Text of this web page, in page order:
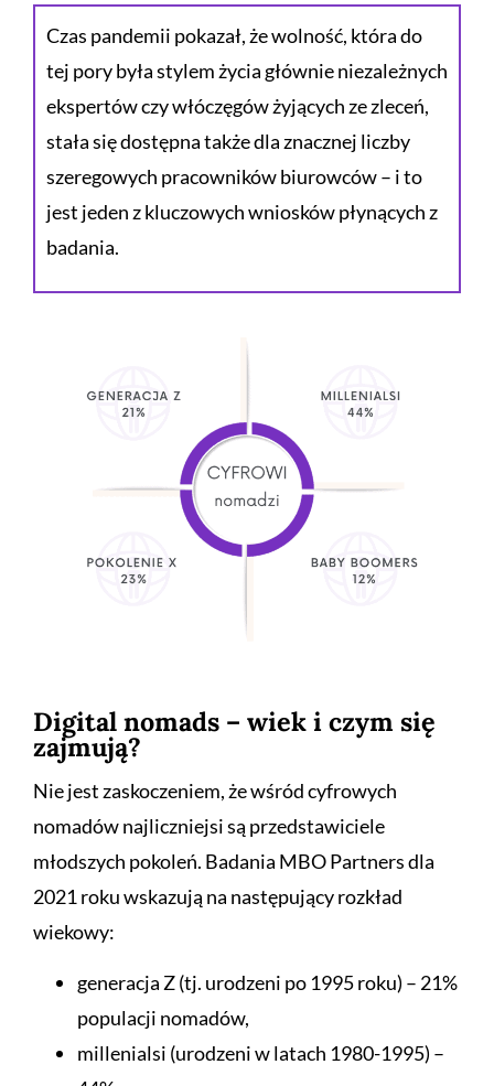
Czas pandemii pokazał, że wolność, która do
tej pory była stylem życia głównie niezależnych
ekspertów czy włóczęgów żyjących ze zleceń,
stała się dostępna także dla znacznej liczby
szeregowych pracowników biurowców – i to
jest jeden z kluczowych wniosków płynących z
badania.
Digital nomads – wiek i czym się
zajmują?
Nie jest zaskoczeniem, że wśród cyfrowych
nomadów najliczniejsi są przedstawiciele
młodszych pokoleń. Badania MBO Partners dla
2021 roku wskazują na następujący rozkład
wiekowy:
generacja Z (tj. urodzeni po 1995 roku) – 21%
populacji nomadów,
millenialsi (urodzeni w latach 1980-1995) –